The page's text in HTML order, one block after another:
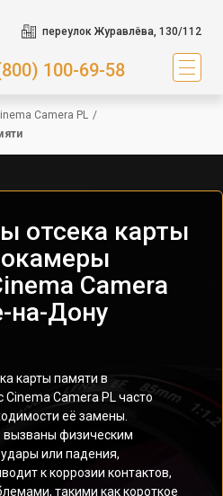
переулок Журавлёва, 130/112
100-69-58
Camera PL /
отсека карты
Camera
на-Дону
карты памяти в
Camera PL часто
её замены.
вызваны физическим
или падения,
к коррозии контактов,
такими как короткое